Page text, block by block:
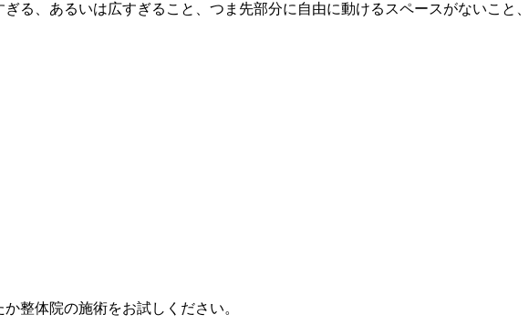
る、あるいは広すぎること、つま先部分に自由に動けるスペースがないこと
整体院の施術をお試しください。